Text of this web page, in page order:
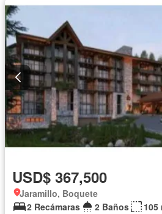
USD$ 367,500
Jaramillo, Boquete
2 Recámaras
2 Baños
105